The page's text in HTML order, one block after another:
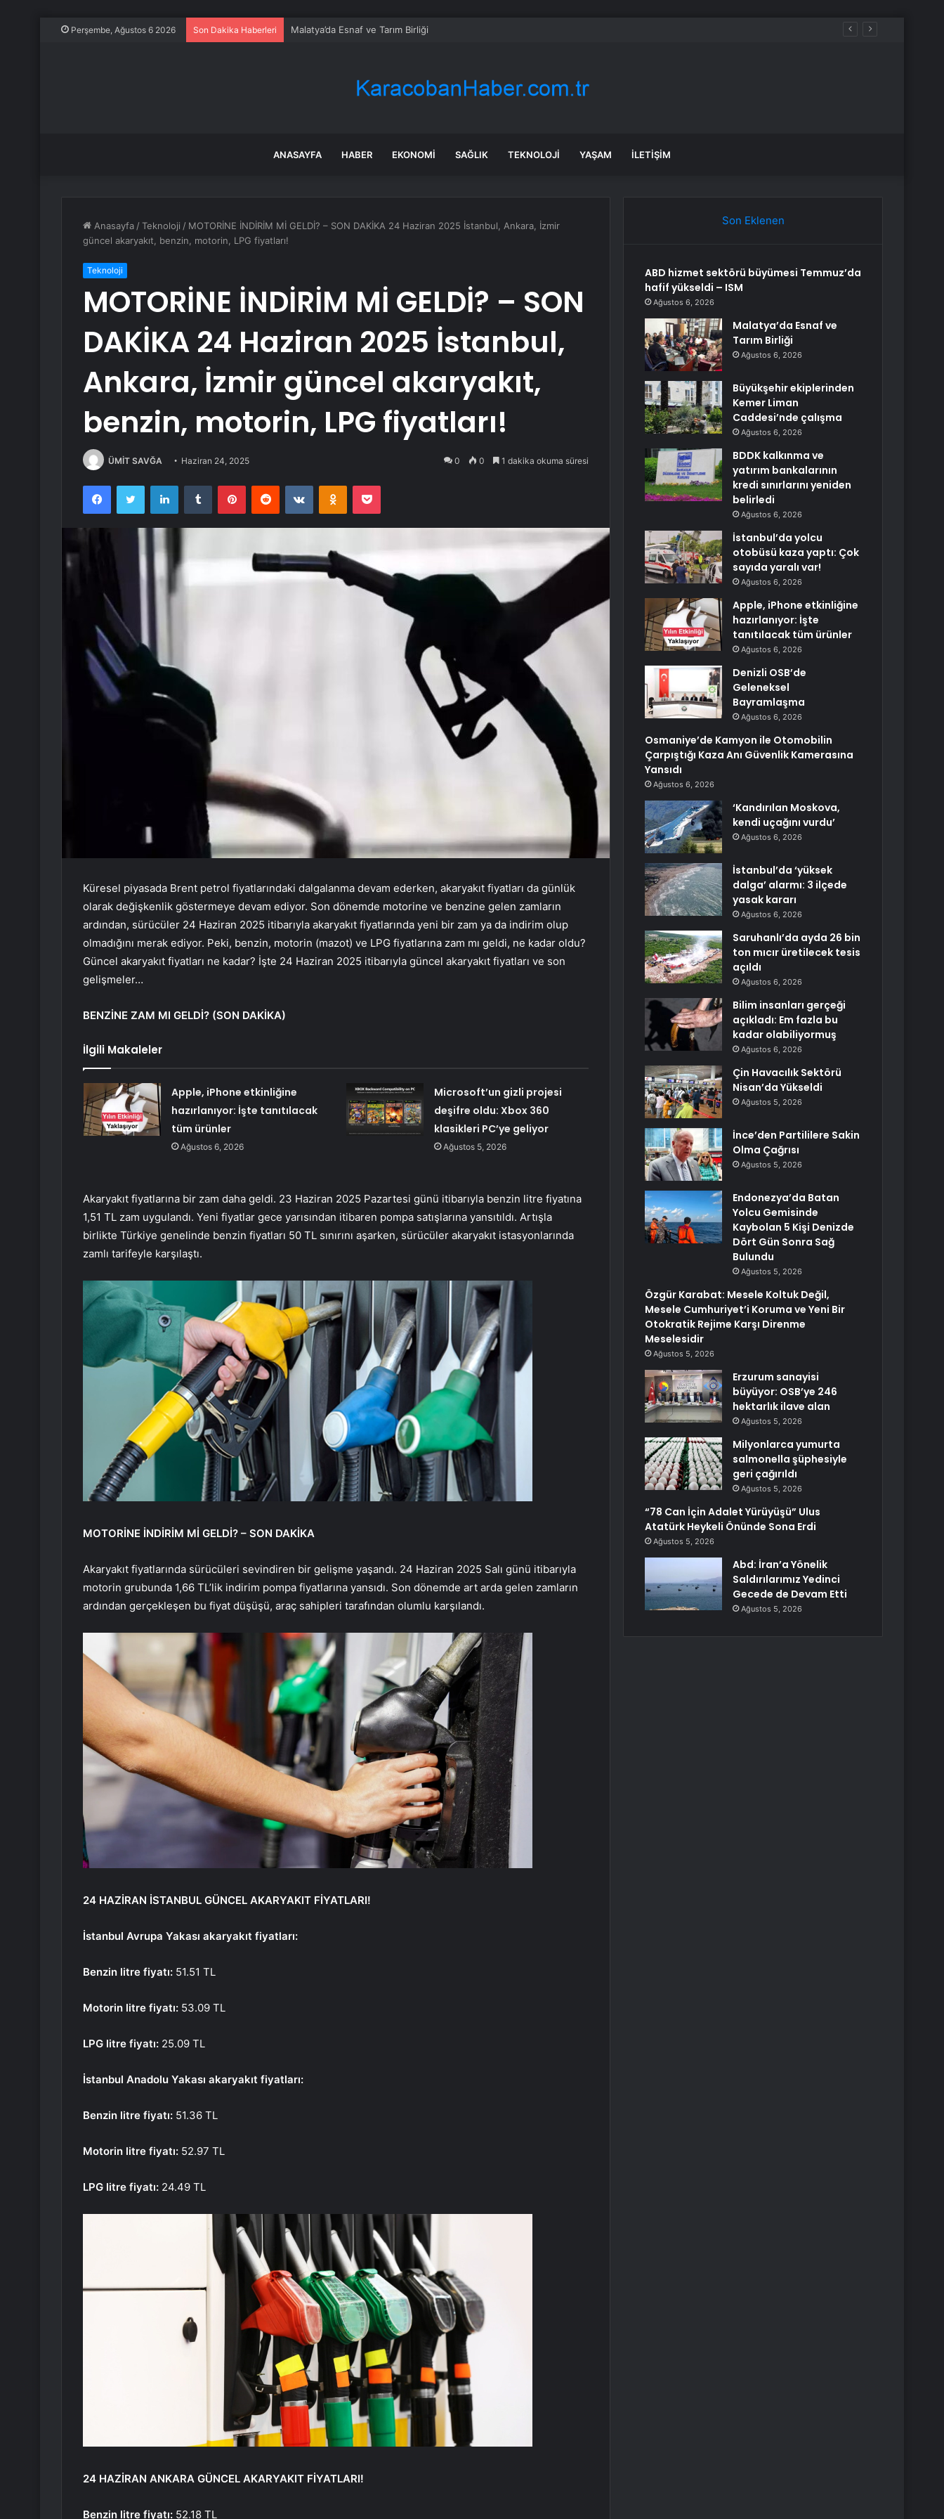
Perşembe, Ağustos 6 2026 Son Dakika Haberleri Malatya’da Esnaf ve Tarım Birliği
ANASAYFA HABER EKONOMI SAĞLIK TEKNOLOJI YAŞAM İLETIŞIM
Anasayfa /Teknoloji / MOTORİNE İNDİRİM Mİ GELDİ? – SON DAKİKA 24 Haziran 2025 İstanbul, Ankara, İzmir
güncel akaryakıt, benzin, motorin, LPG fiyatları!
Teknoloji
MOTORİNE İNDİRİM Mİ GELDİ? – SON
DAKİKA 24 Haziran 2025 İstanbul,
Ankara, İzmir güncel akaryakıt,
benzin, motorin, LPG fiyatları!
ÜMİT SAVĞA Haziran 24, 2025 0 0 1 dakika okuma süresi
FacebookTwitter LinkedInTumblr PinterestReddit VKontakteOdnoklassniki
Pocket
Küresel piyasada Brent petrol fiyatlarındaki dalgalanma devam ederken, akaryakıt fiyatları da günlük
olarak değişkenlik göstermeye devam ediyor. Son dönemde motorine ve benzine gelen zamların
ardından, sürücüler 24 Haziran 2025 itibarıyla akaryakıt fiyatlarında yeni bir zam ya da indirim olup
olmadığını merak ediyor. Peki, benzin, motorin (mazot) ve LPG fiyatlarına zam mı geldi, ne kadar oldu?
Güncel akaryakıt fiyatları ne kadar? İşte 24 Haziran 2025 itibarıyla güncel akaryakıt fiyatları ve son
gelişmeler…
BENZİNE ZAM MI GELDİ? (SON DAKİKA)
İlgili Makaleler
Apple, iPhone etkinliğine
hazırlanıyor: İşte tanıtılacak
tüm ürünler
Ağustos 6, 2026
Microsoft’un gizli projesi
deşifre oldu: Xbox 360
klasikleri PC’ye geliyor
Ağustos 5, 2026
Akaryakıt fiyatlarına bir zam daha geldi. 23 Haziran 2025 Pazartesi günü itibarıyla benzin litre fiyatına
1,51 TL zam uygulandı. Yeni fiyatlar gece yarısından itibaren pompa satışlarına yansıtıldı. Artışla
birlikte Türkiye genelinde benzin fiyatları 50 TL sınırını aşarken, sürücüler akaryakıt istasyonlarında
zamlı tarifeyle karşılaştı.
MOTORİNE İNDİRİM Mİ GELDİ? – SON DAKİKA
Akaryakıt fiyatlarında sürücüleri sevindiren bir gelişme yaşandı. 24 Haziran 2025 Salı günü itibarıyla
motorin grubunda 1,66 TL’lik indirim pompa fiyatlarına yansıdı. Son dönemde art arda gelen zamların
ardından gerçekleşen bu fiyat düşüşü, araç sahipleri tarafından olumlu karşılandı.
24 HAZİRAN İSTANBUL GÜNCEL AKARYAKIT FİYATLARI!
İstanbul Avrupa Yakası akaryakıt fiyatları:
Benzin litre fiyatı: 51.51 TL
Motorin litre fiyatı: 53.09 TL
LPG litre fiyatı: 25.09 TL
İstanbul Anadolu Yakası akaryakıt fiyatları:
Benzin litre fiyatı: 51.36 TL
Motorin litre fiyatı: 52.97 TL
LPG litre fiyatı: 24.49 TL
24 HAZİRAN ANKARA GÜNCEL AKARYAKIT FİYATLARI!
Benzin litre fiyatı: 52.18 TL
Son Eklenen
ABD hizmet sektörü büyümesi Temmuz’da
hafif yükseldi – ISM
Ağustos 6, 2026
Malatya’da Esnaf ve
Tarım Birliği
Ağustos 6, 2026
Büyükşehir ekiplerinden
Kemer Liman
Caddesi’nde çalışma
Ağustos 6, 2026
BDDK kalkınma ve
yatırım bankalarının
kredi sınırlarını yeniden
belirledi
Ağustos 6, 2026
İstanbul’da yolcu
otobüsü kaza yaptı: Çok
sayıda yaralı var!
Ağustos 6, 2026
Apple, iPhone etkinliğine
hazırlanıyor: İşte
tanıtılacak tüm ürünler
Ağustos 6, 2026
Denizli OSB’de
Geleneksel
Bayramlaşma
Ağustos 6, 2026
Osmaniye’de Kamyon ile Otomobilin
Çarpıştığı Kaza Anı Güvenlik Kamerasına
Yansıdı
Ağustos 6, 2026
‘Kandırılan Moskova,
kendi uçağını vurdu’
Ağustos 6, 2026
İstanbul’da ‘yüksek
dalga’ alarmı: 3 ilçede
yasak kararı
Ağustos 6, 2026
Saruhanlı’da ayda 26 bin
ton mıcır üretilecek tesis
açıldı
Ağustos 6, 2026
Bilim insanları gerçeği
açıkladı: Em fazla bu
kadar olabiliyormuş
Ağustos 6, 2026
Çin Havacılık Sektörü
Nisan’da Yükseldi
Ağustos 5, 2026
İnce’den Partililere Sakin
Olma Çağrısı
Ağustos 5, 2026
Endonezya’da Batan
Yolcu Gemisinde
Kaybolan 5 Kişi Denizde
Dört Gün Sonra Sağ
Bulundu
Ağustos 5, 2026
Özgür Karabat: Mesele Koltuk Değil,
Mesele Cumhuriyet’i Koruma ve Yeni Bir
Otokratik Rejime Karşı Direnme
Meselesidir
Ağustos 5, 2026
Erzurum sanayisi
büyüyor: OSB’ye 246
hektarlık ilave alan
Ağustos 5, 2026
Milyonlarca yumurta
salmonella şüphesiyle
geri çağırıldı
Ağustos 5, 2026
“78 Can İçin Adalet Yürüyüşü” Ulus
Atatürk Heykeli Önünde Sona Erdi
Ağustos 5, 2026
Abd: İran’a Yönelik
Saldırılarımız Yedinci
Gecede de Devam Etti
Ağustos 5, 2026